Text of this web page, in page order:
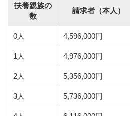
扶養親族の
数
請求者（本人）
0人 4,596,000円
1人 4,976,000円
2人 5,356,000円
3人 5,736,000円